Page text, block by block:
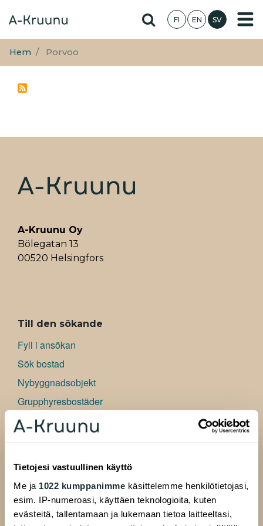
Tietojesi vastuullinen käyttö
Me ja 1022 kumppanimme käsittelemme henkilötietojasi,
esim. IP-numeroasi, käyttäen teknologioita, kuten
evästeitä, tallentamaan ja lukemaan tietoa laitteeltasi,
huvudinnehåll
Hae sivustolta
FI EN SV
Hem Porvoo
A-Kruunu Oy
Bölegatan 13
00520 Helsingfors
ALAVALIKKO
Till den sökande
Fyll i ansökan
Sök bostad
Nybyggnadsobjekt
Grupphyresbostäder
Konstnärsbostäder
Vanliga frågor
Till hyresgästen